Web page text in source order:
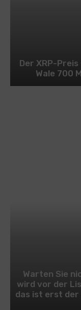
Der XRP-
Wale 700
Warten Sie
wird vor der
das ist erst der